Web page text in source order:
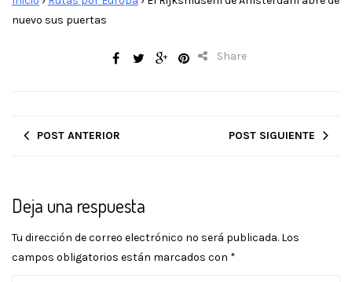
nuevo sus puertas
Share
POST ANTERIOR POST SIGUIENTE
Deja una respuesta
Tu dirección de correo electrónico no será publicada. Los
campos obligatorios están marcados con *